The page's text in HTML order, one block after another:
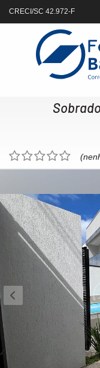
CRECI/SC 42.972-F
Sobrado